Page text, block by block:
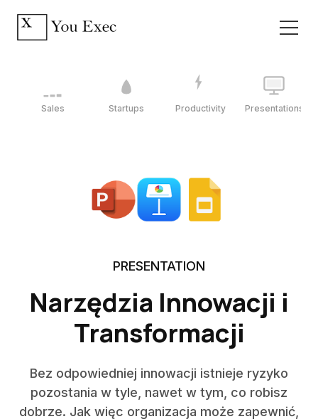
Sales Startups Productivity Presentations
PRESENTATION
Narzędzia Innowacji i
Transformacji
Bez odpowiedniej innowacji istnieje ryzyko
pozostania w tyle, nawet w tym, co robisz
dobrze. Jak więc organizacja może zapewnić,